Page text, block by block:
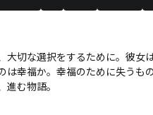
切な選択をするために。――彼
幸福か。幸福のために失う
む物語。